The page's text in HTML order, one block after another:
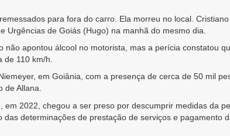
para fora do carro. Ela morreu no local.
Urgências de Goiás (Hugo) na manhã do mesmo dia.
apontou álcool no motorista, mas a perícia constatou
110 km/h.
em Goiânia, com a presença de cerca de 50 mil
de Allana.
2022, chegou a ser preso por descumprir medidas da
determinações de prestação de serviços e pagamento